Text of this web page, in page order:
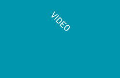
VIDEO